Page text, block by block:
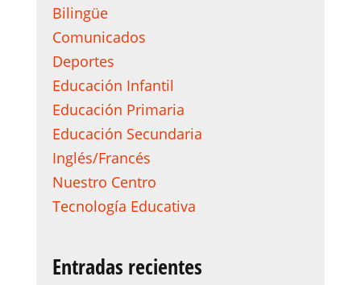
Bilingüe
Comunicados
Deportes
Educación Infantil
Educación Primaria
Educación Secundaria
Inglés/Francés
Nuestro Centro
Tecnología Educativa
Entradas recientes